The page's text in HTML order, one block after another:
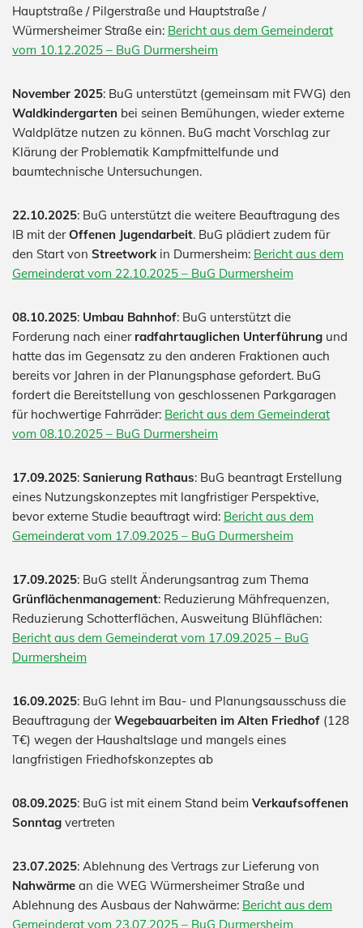
Hauptstraße / Pilgerstraße und Hauptstraße /
Würmersheimer Straße ein: Bericht aus dem Gemeinderat
vom 10.12.2025 – BuG Durmersheim
November 2025: BuG unterstützt (gemeinsam mit FWG) den
Waldkindergarten bei seinen Bemühungen, wieder externe
Waldplätze nutzen zu können. BuG macht Vorschlag zur
Klärung der Problematik Kampfmittelfunde und
baumtechnische Untersuchungen.
22.10.2025: BuG unterstützt die weitere Beauftragung des
IB mit derOffenen Jugendarbeit. BuG plädiert zudem für
den Start von Streetworkin Durmersheim: Bericht aus dem
Gemeinderat vom 22.10.2025 – BuG Durmersheim
08.10.2025: Umbau Bahnhof: BuG unterstützt die
Forderung nach einer radfahrtauglichen Unterführung und
hatte das im Gegensatz zu den anderen Fraktionen auch
bereits vor Jahren in der Planungsphase gefordert. BuG
fordert die Bereitstellung von geschlossenen Parkgaragen
für hochwertige Fahrräder: Bericht aus dem Gemeinderat
vom 08.10.2025 – BuG Durmersheim
17.09.2025: Sanierung Rathaus: BuG beantragt Erstellung
eines Nutzungskonzeptes mit langfristiger Perspektive,
bevor externe Studie beauftragt wird: Bericht aus dem
Gemeinderat vom 17.09.2025 – BuG Durmersheim
17.09.2025: BuG stellt Änderungsantrag zum Thema
Grünflächenmanagement: Reduzierung Mähfrequenzen,
Reduzierung Schotterflächen, Ausweitung Blühflächen:
Bericht aus dem Gemeinderat vom 17.09.2025 – BuG
Durmersheim
16.09.2025: BuG lehnt im Bau- und Planungsausschuss die
Beauftragung derWegebauarbeiten im Alten Friedhof (128
T€) wegen der Haushaltslage und mangels eines
langfristigen Friedhofskonzeptes ab
08.09.2025: BuG ist mit einem Stand beim Verkaufsoffenen
Sonntag vertreten
23.07.2025: Ablehnung des Vertrags zur Lieferung von
Nahwärme an die WEG Würmersheimer Straße und
Ablehnung des Ausbaus der Nahwärme: Bericht aus dem
Gemeinderat vom 23.07.2025 – BuG Durmersheim